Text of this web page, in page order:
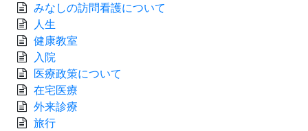
みなしの訪問看護について
人生
健康教室
入院
医療政策について
在宅医療
外来診療
旅行